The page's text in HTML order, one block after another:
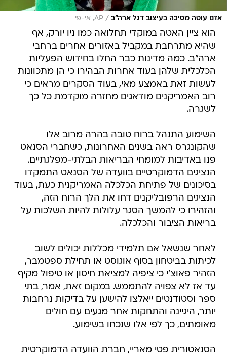
אדם עוטה מסיכה בעיצוב דגל ארה"ב / AP, אי-פי
הוא ציין האטה במוקדי תחלואה כמו ניו יורק, אף
שהיא מתרחבת במקביל באזורים אחרים ברחבי
ארה"ב. כמה מדינות כבר החלו בחידוש הפעליות
הכלכלית שלהן בעוד אחרות הבהירו כי הן מתכוונות
לעשות זאת באמצע מאי, בעוד הסקרים מראים כי
רוב האמריקנים מודאגים מחזרה מוקדמת כל כך
לשגרה.
השימוע התנהל ברוח טובה בהרה מרוב אלו
שהקונגרס ראה בשנים האחרונות, כשחברי הסנאט
פנו באדיבות למומחי הבריאות הבלתי-מפלגתיים.
הנציגים הדמוקרטיים בוועדה של הסנאט התמקדו
בסיכונים של פתיחת הכלכלה האמריקנית כעת, בעוד
הנציגים הרפובליקנים דחו את הלך הרוח הזה,
והזהירו כי להמשך הסגר עלולות להיות השלכות על
בריאות הציבור והכלכלה.
לאחר שנשאל אם תלמידי מכללות יכולים לשוב
לכיתות בביטחון בסוף אוגוסט או תחילת ספטמבר,
הזהיר פאוצ'י כי ציפיה למציאת חיסון או טיפול מקיף
עד אז לא צפויה להתממש. במקום זאת, אמר, בתי
ספר וסטודנטים ייאלצו להישען על בדיקות נרחבות
יותר, היגיינה והתחקות אחר מגעים עם חולים
מאומתים, כך לפי אלו שנכחו בשימוע.
הסנאטורית פטי מאריי, חברת הוועדה הדמוקרטית